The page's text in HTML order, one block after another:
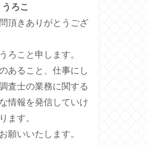
うろこ
頂きありがとうござ
ろこと申します。
あること、仕事にし
査士の業務に関する
情報を発信していけ
ます。
願いいたします。